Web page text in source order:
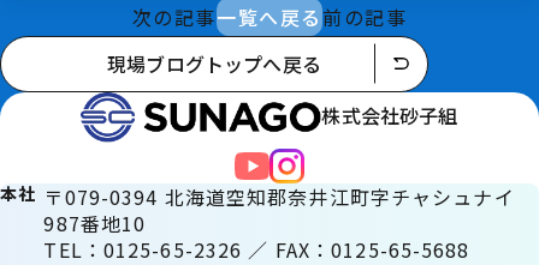
次の記事一覧へ戻る前の記事
現場ブログトップへ戻る
株式会社砂子組
本社 〒079-0394 北海道空知郡奈井江町字チャシュナイ
987番地10
TEL：0125-65-2326 ／ FAX：0125-65-5688